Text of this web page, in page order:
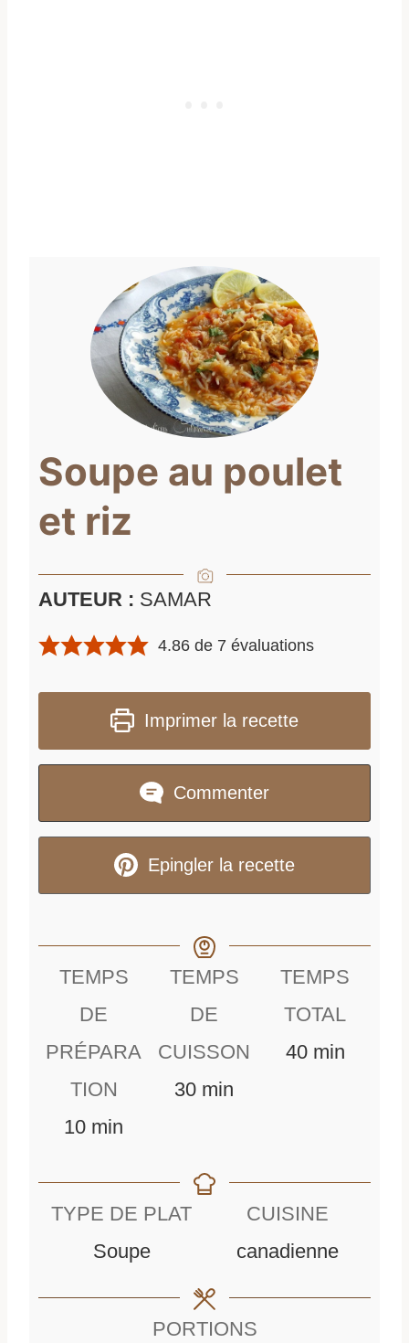
Soupe au poulet
et riz
AUTEUR : SAMAR
4.86 de 7 évaluations
Imprimer la recette
Commenter
Epingler la recette
TEMPS
DE
PRÉPARA
TION
10mmin
TEMPS
DE
CUISSON
30m
u
s
min
TEMPS
TOTAL
40mmin
TYPE DE PLAT
Soupe
CUISINE
canadienne
PORTIONS